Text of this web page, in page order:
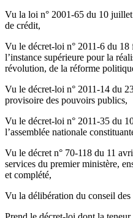
Vu la loi n° 2001-65 du 10
de crédit,
Vu le décret-loi n° 2011-6 du
l’instance supérieure pour la
révolution, de la réforme
Vu le décret-loi n° 2011-14 du
provisoire des pouvoirs publics,
Vu le décret-loi n° 2011-35 du
l’assemblée nationale
Vu le décret n° 70-118 du 11
services du premier ministère,
et complété,
Vu la délibération du conseil des